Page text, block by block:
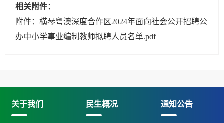
相关附件：
附件：横琴粤澳深度合作区2024年面向社会公开招聘公
办中小学事业编制教师拟聘人员名单.pdf
关于我们 民生概况 通知公告